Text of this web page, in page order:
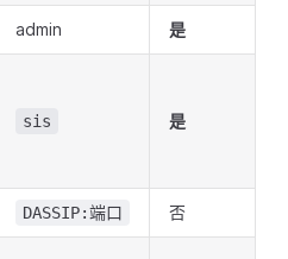
admin 是
sis 是
DASSIP:端口 否